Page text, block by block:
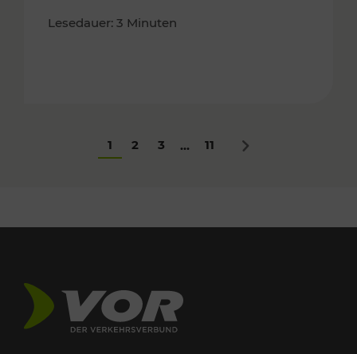
Lesedauer: 3 Minuten
1 2 3 ... 11 Nächstes